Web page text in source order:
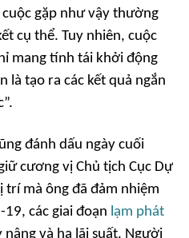
gặp như vậy thường
cụ thể. Tuy nhiên, cuộc
mang tính tái khởi động
là tạo ra các kết quả ngắn
đánh dấu ngày cuối
cương vị Chủ tịch Cục Dự
trí mà ông đã đảm nhiệm
các giai đoạn lạm phát
và hạ lãi suất. Người